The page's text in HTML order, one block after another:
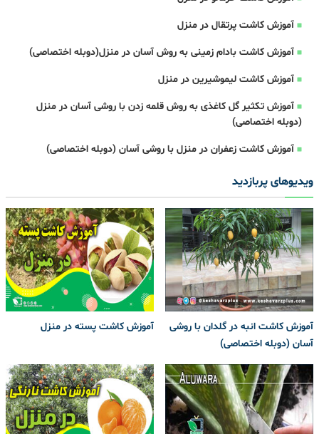
آموزش کاشت پرتقال در منزل
آموزش کاشت بادام زمینی به روش آسان در منزل(دوبله اختصاصی)
آموزش کاشت لیموشیرین در منزل
آموزش تکثیر گل کاغذی به روش قلمه زدن با روشی آسان در منزل
(دوبله اختصاصی)
آموزش کاشت زعفران در منزل با روشی آسان (دوبله اختصاصی)
ویدیوهای پربازدید
آموزش کاشت انبه در گلدان با روشی
آسان (دوبله اختصاصی)
آموزش کاشت پسته در منزل